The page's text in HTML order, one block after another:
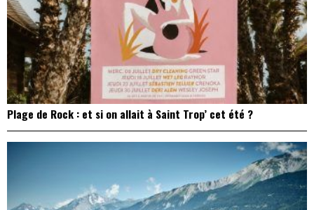
Plage de Rock : et si on allait à Saint Trop’ cet été ?